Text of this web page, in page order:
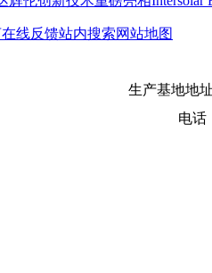
在线反馈站内搜索网站地图
生产基地地
电话